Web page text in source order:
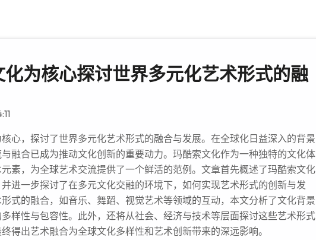
化为核心探讨世界多元化艺术形式的融
心，探讨了世界多元化艺术形式的融合与发展。在全球化日益深入的背景
融合已成为推动文化创新的重要动力。玛酷索文化作为一种独特的文化体
素，为全球艺术交流提供了一个鲜活的范例。文章首先概述了玛酷索文化
进一步探讨了在多元文化交融的环境下，如何实现艺术形式的创新与发
式的融合，如音乐、舞蹈、视觉艺术等领域的互动，本文分析了文化背景
样性与包容性。此外，还将从社会、经济与技术等层面探讨这些艺术形式
得出艺术融合为全球文化多样性和艺术创新带来的深远影响。